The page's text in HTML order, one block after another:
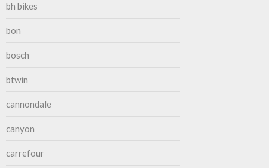
bh bikes
bon
bosch
btwin
cannondale
canyon
carrefour